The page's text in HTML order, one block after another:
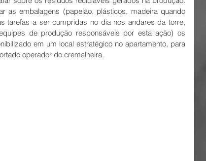
as embalagens (papelão, plásticos, madeira quando
tarefas a ser cumpridas no dia nos andares da torre,
de produção responsáveis por esta ação) os
em um local estratégico no apartamento, para
operador do cremalheira.